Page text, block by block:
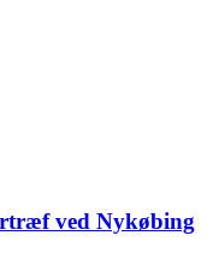
ved Nykøbing